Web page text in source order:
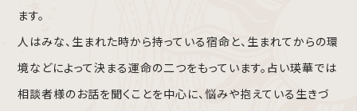
ます。
人はみな、生まれた時から持っている宿命と、生まれてからの環
境などによって決まる運命の二つをもっています。占い瑛華では
相談者様のお話を聞くことを中心に、悩みや抱えている生きづ